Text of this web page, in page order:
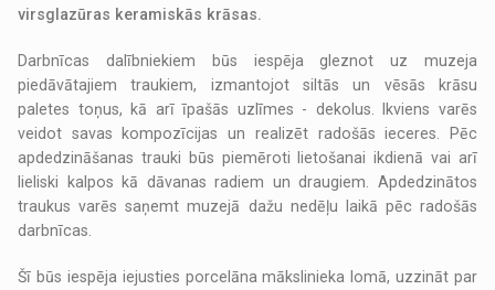
virsglazūras keramiskās krāsas.
Darbnīcas dalībniekiem būs iespēja gleznot uz muzeja
piedāvātajiem traukiem, izmantojot siltās un vēsās krāsu
paletes toņus, kā arī īpašās uzlīmes - dekolus. Ikviens varēs
veidot savas kompozīcijas un realizēt radošās ieceres. Pēc
apdedzināšanas trauki būs piemēroti lietošanai ikdienā vai arī
lieliski kalpos kā dāvanas radiem un draugiem. Apdedzinātos
traukus varēs saņemt muzejā dažu nedēļu laikā pēc radošās
darbnīcas.
Šī būs iespēja iejusties porcelāna mākslinieka lomā, uzzināt par